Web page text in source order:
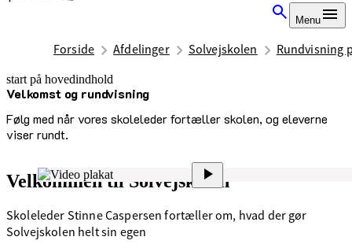
Menu
Forside Afdelinger Solvejskolen Rundvisning
start på hovedindhold
Velkomst og rundvisning
Følg med når vores skoleleder fortæller skolen, og eleverne
viser rundt.
senest opdateret 1. oktober 2025
Velkommen til Solvejskolen
Skoleleder Stinne Caspersen fortæller om, hvad der gør
Solvejskolen helt sin egen